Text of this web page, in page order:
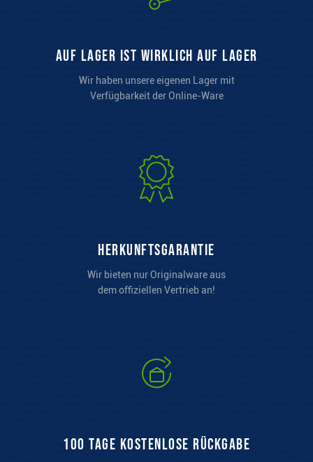
auf Lager ist wirklich auf Lager
Wir haben unsere eigenen Lager mit
Verfügbarkeit der Online-Ware
Herkunftsgarantie
Wir bieten nur Originalware aus
dem offiziellen Vertrieb an!
100 Tage kostenlose Rückgabe